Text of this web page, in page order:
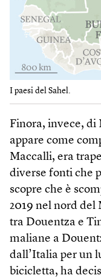
I paesi del Sahel.
Finora, invece, di
appare come
Maccalli, era
diverse fonti che
scopre che è
2019 nel nord del
tra Douentza e
maliane a
dall’Italia per un
bicicletta, ha